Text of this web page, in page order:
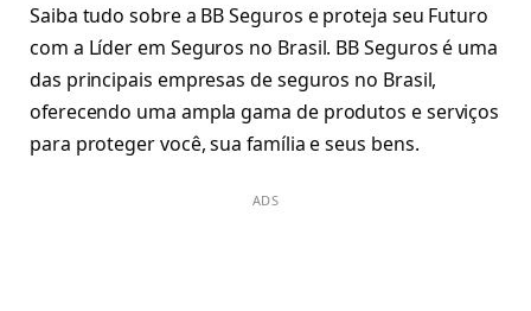
Saiba tudo sobre a BB Seguros e proteja seu Futuro
com a Líder em Seguros no Brasil. BB Seguros é uma
das principais empresas de seguros no Brasil,
oferecendo uma ampla gama de produtos e serviços
para proteger você, sua família e seus bens.
ADS